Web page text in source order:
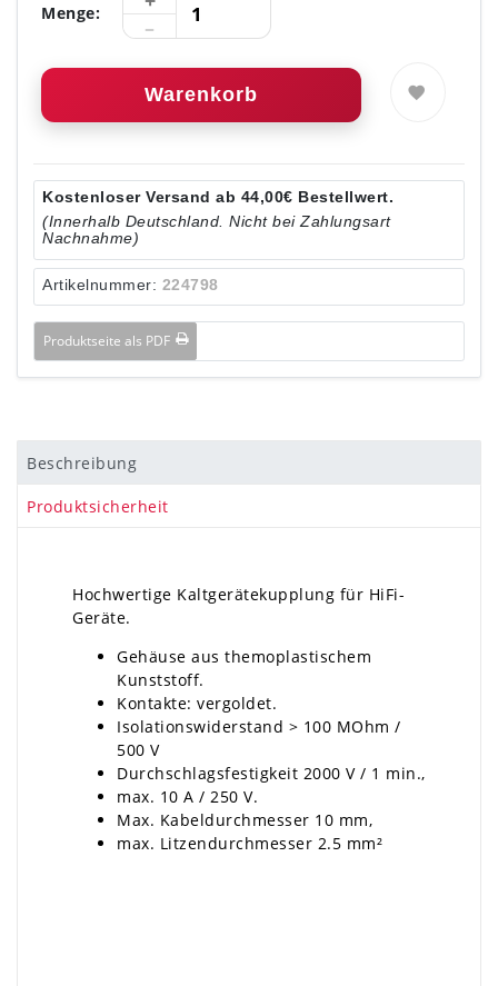
Menge:
Warenkorb
Kostenloser Versand ab 44,00€ Bestellwert.
(Innerhalb Deutschland. Nicht bei Zahlungsart
Nachnahme)
Artikelnummer: 224798
Produktseite als PDF
Beschreibung
Produktsicherheit
Hochwertige Kaltgerätekupplung für HiFi-
Geräte.
Gehäuse aus themoplastischem
Kunststoff.
Kontakte: vergoldet.
Isolationswiderstand > 100 MOhm /
500 V
Durchschlagsfestigkeit 2000 V / 1 min.,
max. 10 A / 250 V.
Max. Kabeldurchmesser 10 mm,
max. Litzendurchmesser 2.5 mm²